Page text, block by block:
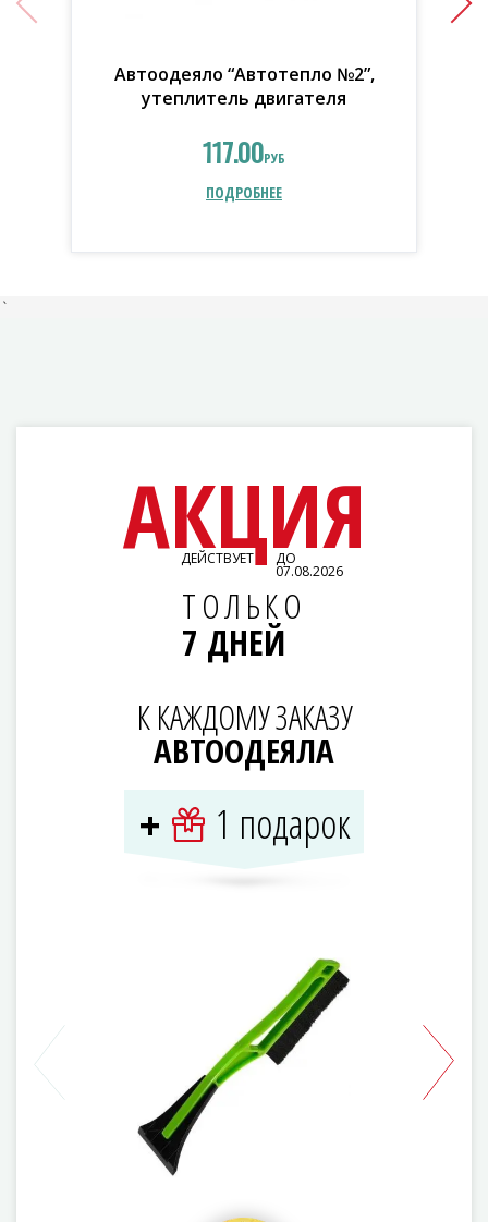
Автоодеяло “Автотепло №2”,
утеплитель двигателя
117.00РУБ
ПОДРОБНЕЕ
`
АКЦИЯ
ДЕЙСТВУЕТ ДО
07.08.2026
ТОЛЬКО
7 ДНЕЙ
К КАЖДОМУ ЗАКАЗУ
АВТООДЕЯЛА
+ 1 подарок